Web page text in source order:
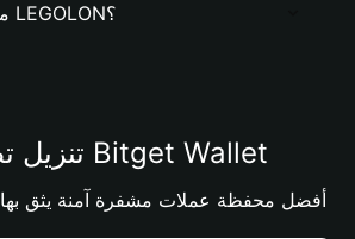
ما هي قيمة عملة LEGOLON؟
تنزيل تطبيق محفظة Bitget Wallet
أفضل محفظة عملات مشفرة آمنة يثق بها 40 مليون مستخدم